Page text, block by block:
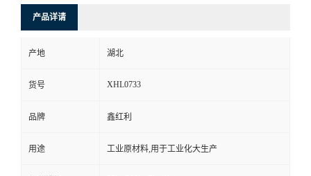
产品详请
产地 湖北
货号 XHL0733
品牌 鑫红利
用途 工业原材料,用于工业化大生产